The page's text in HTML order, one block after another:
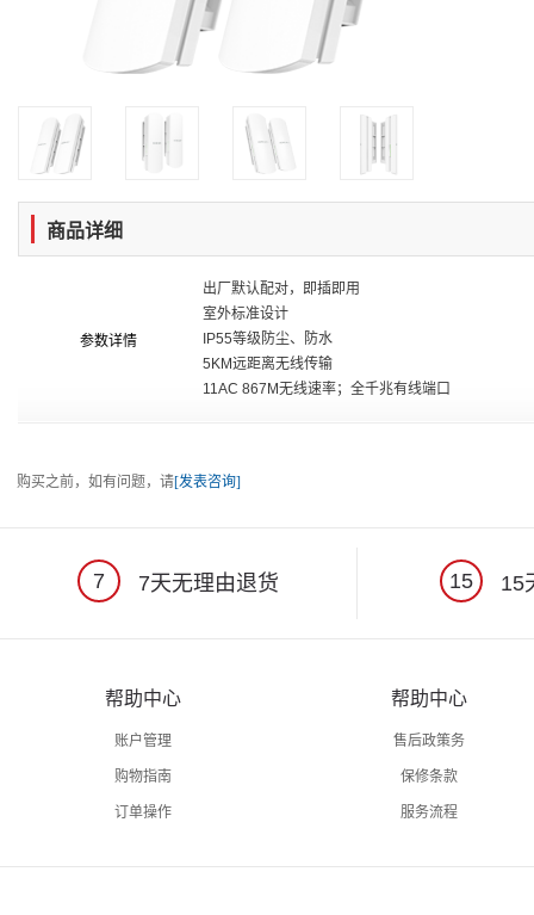
商品详细
参数详情
出厂默认配对，即插即用
室外标准设计
IP55等级防尘、防水
5 KM远距离无线传输
11AC 867M无线速率； 全千兆有线端口
购买之前，如有问题，请[发表咨询]
7 7天无理由退货 15 15
帮助中心
账户管理
购物指南
订单操作
帮助中心
售后政策务
保修条款
服务流程